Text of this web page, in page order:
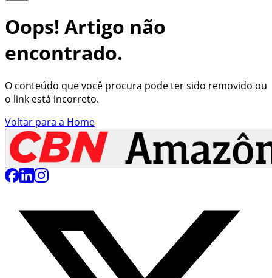
Oops! Artigo não
encontrado.
O conteúdo que você procura pode ter sido removido ou
o link está incorreto.
Voltar para a Home